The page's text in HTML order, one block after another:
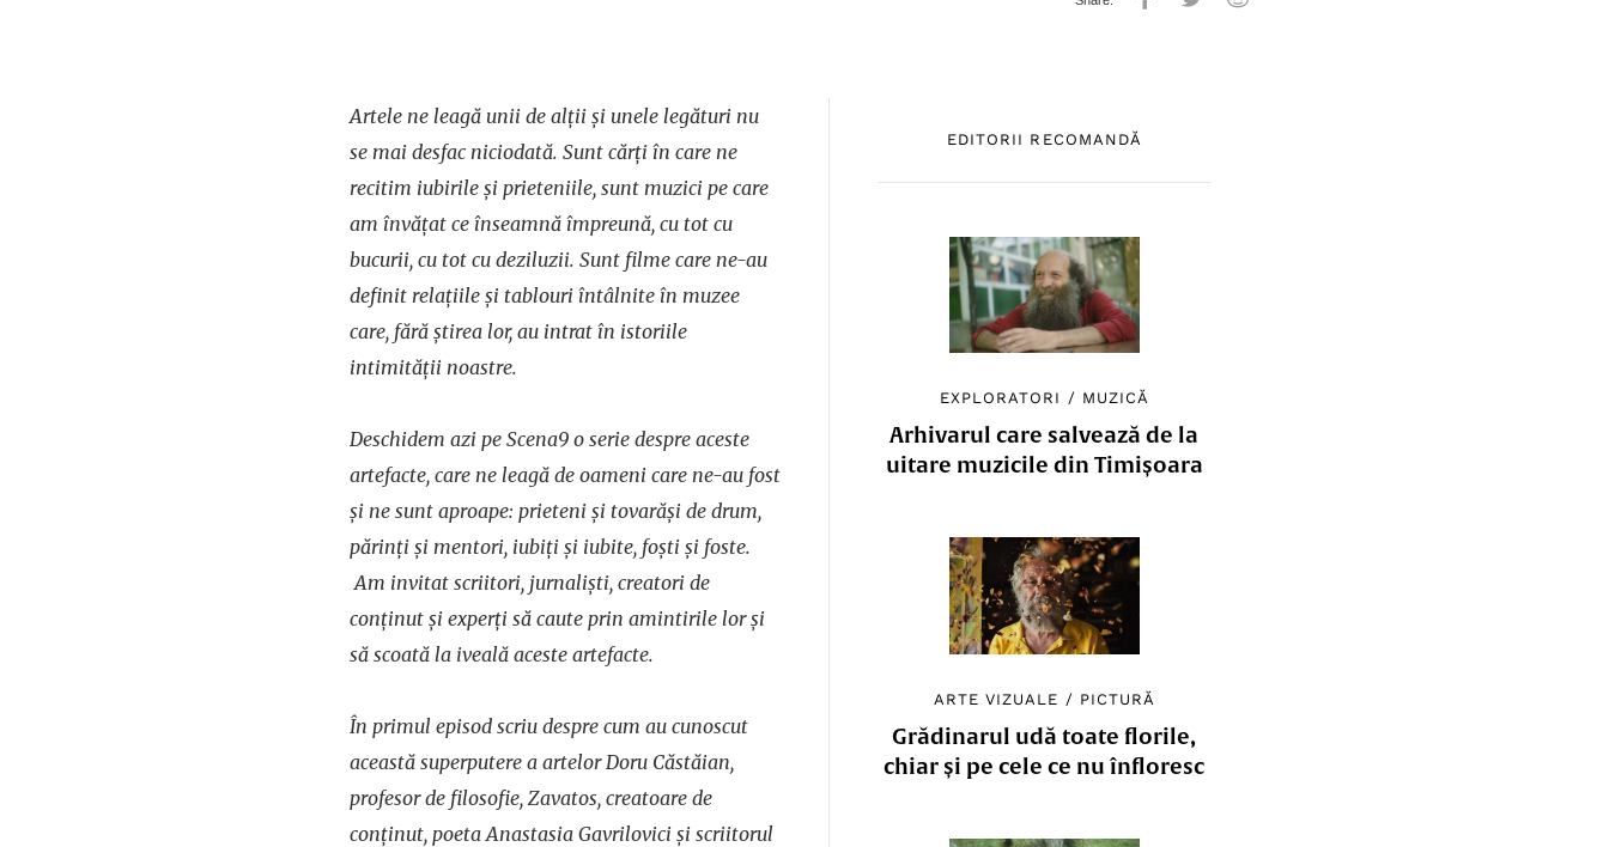
EDITORII RECOMANDĂ
EXPLORATORI / MUZICĂ
Arhivarul care salvează de la
uitare muzicile din Timișoara
ARTE VIZUALE / PICTURĂ
Grădinarul udă toate florile,
chiar și pe cele ce nu înfloresc
Artele ne leagă unii de alții și unele legături nu
se mai desfac niciodată. Sunt cărți în care ne
recitim iubirile și prieteniile, sunt muzici pe care
am învățat ce înseamnă împreună, cu tot cu
bucurii, cu tot cu deziluzii. Sunt filme care ne-au
definit relațiile și tablouri întâlnite în muzee
care, fără știrea lor, au intrat în istoriile
intimității noastre.
Deschidem azi pe Scena9 o serie despre aceste
artefacte, care ne leagă de oameni care ne-au fost
și ne sunt aproape: prieteni și tovarăși de drum,
părinți și mentori, iubiți și iubite, foști și foste.
Am invitat scriitori, jurnaliști, creatori de
conținut și experți să caute prin amintirile lor și
să scoată la iveală aceste artefacte.
În primul episod scriu despre cum au cunoscut
această superputere a artelor Doru Căstăian,
profesor de filosofie, Zavatos, creatoare de
conținut, poeta Anastasia Gavrilovici și scriitorul